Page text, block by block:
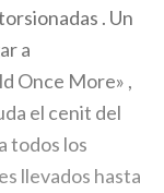
. Un
a
Once More» ,
el cenit del
todos los
llevados hasta